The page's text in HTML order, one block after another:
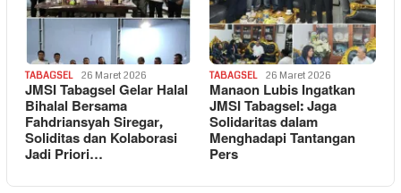
TABAGSEL 26 Maret 2026
JMSI Tabagsel Gelar Halal
Bihalal Bersama
Fahdriansyah Siregar,
Soliditas dan Kolaborasi
Jadi Priori…
TABAGSEL 26 Maret 2026
Manaon Lubis Ingatkan
JMSI Tabagsel: Jaga
Solidaritas dalam
Menghadapi Tantangan
Pers